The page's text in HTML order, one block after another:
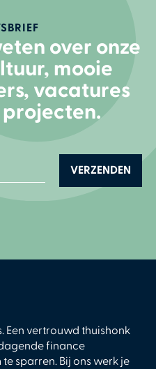
over onze
mooie
vacatures
Een vertrouwd thuishonk
finance
sparren. Bij ons werk je